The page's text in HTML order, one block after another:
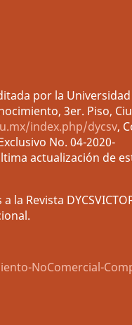
por la Universidad
3er. Piso,
index.php/dycsv,
No. 04-2020-
actualización de
Revista
NoComercial-